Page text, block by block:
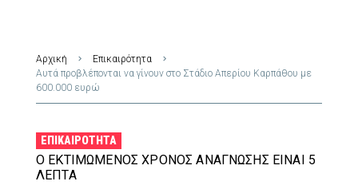
Αρχική
Επικαιρότητα
Αυτά προβλέπονται να γίνουν στο Στάδιο Απερίου Καρπάθου με
600.000 ευρώ
ΕΠΙΚΑΙΡΌΤΗΤΑ
Ο ΕΚΤΙΜΏΜΕΝΟΣ ΧΡΌΝΟΣ ΑΝΆΓΝΩΣΗΣ ΕΊΝΑΙ 5
ΛΕΠΤΆ